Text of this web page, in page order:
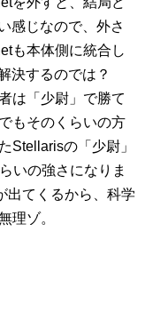
感じなので、外さ
も本体側に統合し
決するのでは？
は「少尉」で勝て
もそのくらいの方
Stellarisの「少尉」
いの強さになりま
出てくるから、科学
理ゾ。